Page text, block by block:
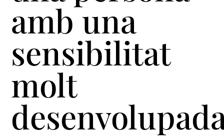
amb una
sensibilitat
molt